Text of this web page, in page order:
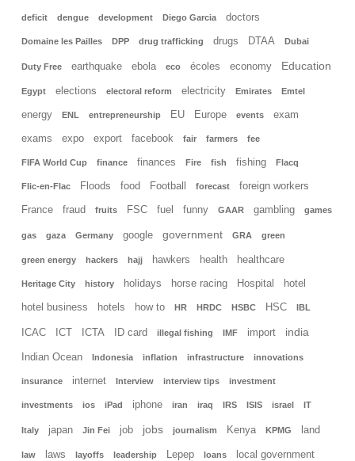
deficit dengue development Diego Garcia doctors
Domaine les Pailles DPP drug trafficking drugs DTAA Dubai
Duty Free earthquake ebola eco écoles economy Education
Egypt elections electoral reform electricity Emirates Emtel
energy ENL entrepreneurship EU Europe events exam
exams expo export facebook fair farmers fee
FIFA World Cup finance finances Fire fish fishing Flacq
Flic-en-Flac Floods food Football forecast foreign workers
France fraud fruits FSC fuel funny GAAR gambling games
gas gaza Germany google government GRA green
green energy hackers hajj hawkers health healthcare
Heritage City history holidays horse racing Hospital hotel
hotel business hotels how to HR HRDC HSBC HSC IBL
ICAC ICT ICTA ID card illegal fishing IMF import india
Indian Ocean Indonesia inflation infrastructure innovations
insurance internet Interview interview tips investment
investments ios iPad iphone iran iraq IRS ISIS israel IT
Italy japan Jin Fei job jobs journalism Kenya KPMG land
law laws layoffs leadership Lepep loans local government